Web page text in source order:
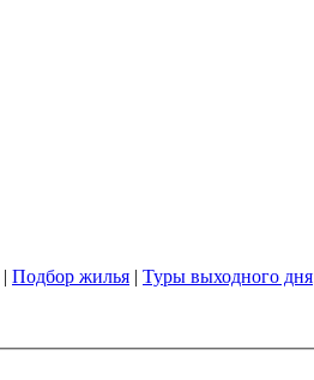
| Подбор жилья | Туры выходного дня